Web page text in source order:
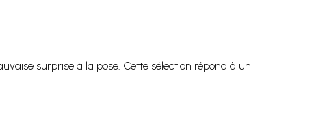
surprise à la pose. Cette sélection répond à un